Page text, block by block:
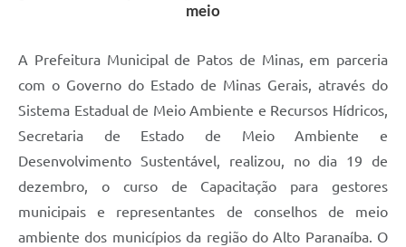
meio
A Prefeitura Municipal de Patos de Minas, em parceria
com o Governo do Estado de Minas Gerais, através do
Sistema Estadual de Meio Ambiente e Recursos Hídricos,
Secretaria de Estado de Meio Ambiente e
Desenvolvimento Sustentável, realizou, no dia 19 de
dezembro, o curso de Capacitação para gestores
municipais e representantes de conselhos de meio
ambiente dos municípios da região do Alto Paranaíba. O